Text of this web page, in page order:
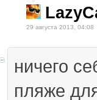
29 августа 2013, 04:08
ничего
пляже